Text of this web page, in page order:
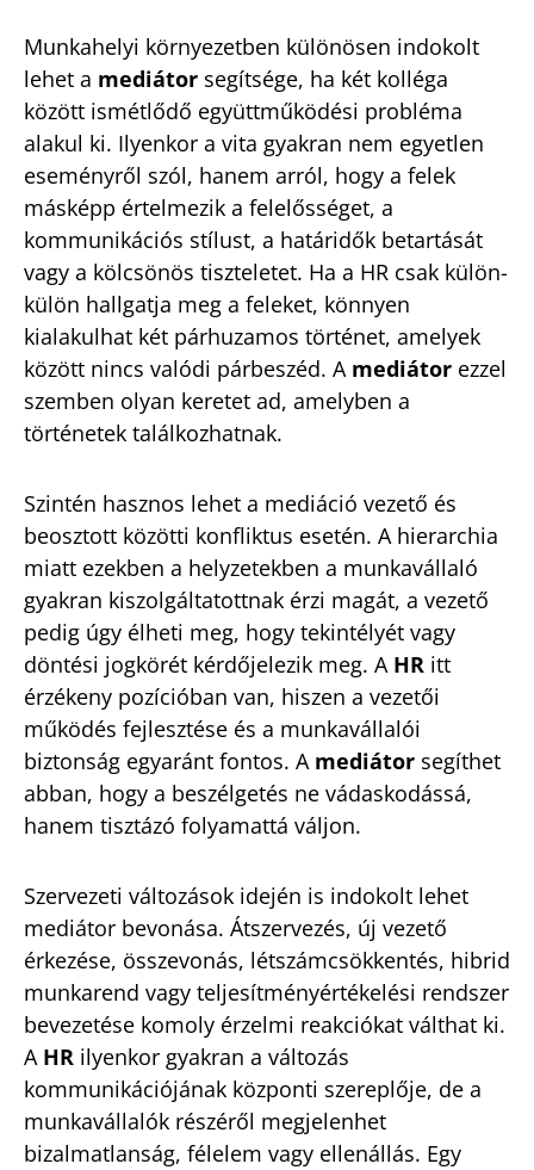
Munkahelyi környezetben különösen indokolt
lehet a mediátor segítsége, ha két kolléga
között ismétlődő együttműködési probléma
alakul ki. Ilyenkor a vita gyakran nem egyetlen
eseményről szól, hanem arról, hogy a felek
másképp értelmezik a felelősséget, a
kommunikációs stílust, a határidők betartását
vagy a kölcsönös tiszteletet. Ha a HR csak külön-
külön hallgatja meg a feleket, könnyen
kialakulhat két párhuzamos történet, amelyek
között nincs valódi párbeszéd. A mediátor ezzel
szemben olyan keretet ad, amelyben a
történetek találkozhatnak.
Szintén hasznos lehet a mediáció vezető és
beosztott közötti konfliktus esetén. A hierarchia
miatt ezekben a helyzetekben a munkavállaló
gyakran kiszolgáltatottnak érzi magát, a vezető
pedig úgy élheti meg, hogy tekintélyét vagy
döntési jogkörét kérdőjelezik meg. A HR itt
érzékeny pozícióban van, hiszen a vezetői
működés fejlesztése és a munkavállalói
biztonság egyaránt fontos. A mediátor segíthet
abban, hogy a beszélgetés ne vádaskodássá,
hanem tisztázó folyamattá váljon.
Szervezeti változások idején is indokolt lehet
mediátor bevonása. Átszervezés, új vezető
érkezése, összevonás, létszámcsökkentés, hibrid
munkarend vagy teljesítményértékelési rendszer
bevezetése komoly érzelmi reakciókat válthat ki.
A HR ilyenkor gyakran a változás
kommunikációjának központi szereplője, de a
munkavállalók részéről megjelenhet
bizalmatlanság, félelem vagy ellenállás. Egy